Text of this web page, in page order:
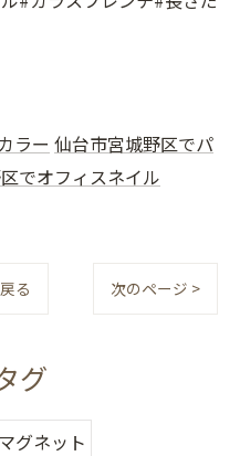
ラー 仙台市宮城野区でパ
でオフィスネイル
る 次のページ >
グ
グネット